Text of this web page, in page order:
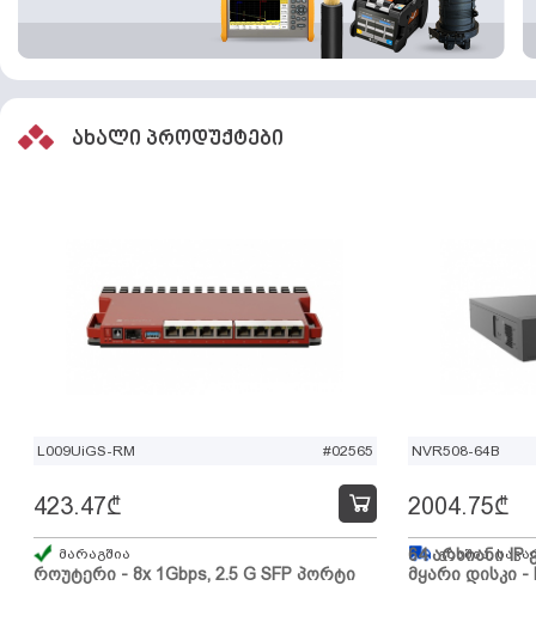
ახალი პროდუქტები
L009UiGS-RM #02565
როუტერი - 8x 1Gbps, 2.5 G SFP პორტი
423.47₾
მარაგშია
NVR508-64B
64 არხიანი IP
მყარი დისკი -
2004.75₾
გზაშია,